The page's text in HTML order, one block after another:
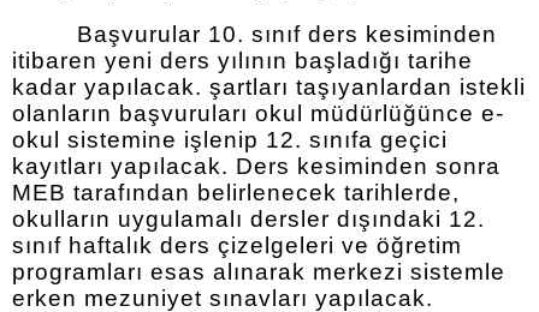
Başvurular 10. sınıf ders kesiminden
itibaren yeni ders yılının başladığı tarihe
kadar yapılacak. şartları taşıyanlardan istekli
olanların başvuruları okul müdürlüğünce e-
okul sistemine işlenip 12. sınıfa geçici
kayıtları yapılacak. Ders kesiminden sonra
MEB tarafından belirlenecek tarihlerde,
okulların uygulamalı dersler dışındaki 12.
sınıf haftalık ders çizelgeleri ve öğretim
programları esas alınarak merkezi sistemle
erken mezuniyet sınavları yapılacak.